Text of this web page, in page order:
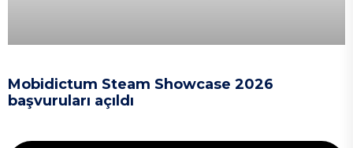
Mobidictum Steam Showcase 2026
başvuruları açıldı